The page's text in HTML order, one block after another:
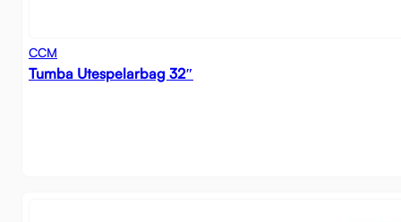
CCM
Tumba Utespelarbag 32″